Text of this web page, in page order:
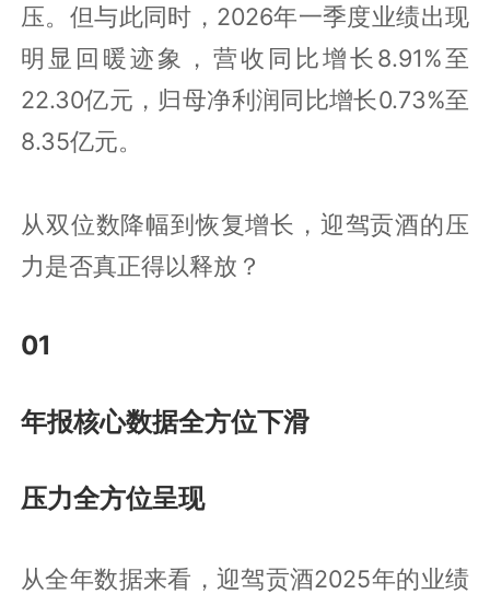
压。但与此同时，2026年一季度业绩出现
明显回暖迹象，营收同比增长8.91%至
22.30亿元，归母净利润同比增长0.73%至
8.35亿元。
从双位数降幅到恢复增长，迎驾贡酒的压
力是否真正得以释放？
01
年报核心数据全方位下滑
压力全方位呈现
从全年数据来看，迎驾贡酒2025年的业绩